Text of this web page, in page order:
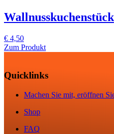
Wallnusskuchenstück
€ 4,50
Zum Produkt
Quicklinks
Machen Sie mit, eröffnen
Shop
FAQ